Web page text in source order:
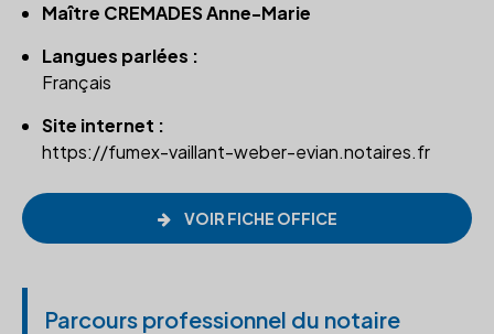
Maître CREMADES Anne-Marie
Langues parlées :
Français
Site internet :
https://fumex-vaillant-weber-evian.notaires.fr
VOIR FICHE OFFICE
Parcours professionnel du notaire